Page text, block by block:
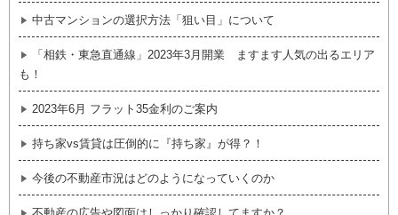
中古マンションの選択方法「狙い目」について
「相鉄・東急直通線」2023年3月開業 ますます人気の出るエリア
も！
2023年6月 フラット35金利のご案内
持ち家vs賃貸は圧倒的に『持ち家』が得？！
今後の不動産市況はどのようになっていくのか
不動産の広告や図面はしっかり確認してますか？